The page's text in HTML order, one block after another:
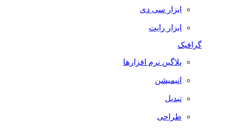
ابزار سی دی
ابزار رایت
گرافیک
پلاگین نرم افزارها
انیمیشن
تبدیل
طراحی